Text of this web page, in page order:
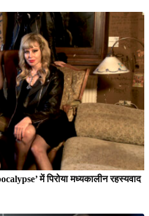
में पिरोया मध्यकालीन रहस्यवाद